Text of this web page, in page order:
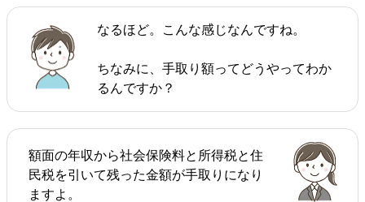
なるほど。こんな感じなんですね。
ちなみに、手取り額ってどうやってわか
るんですか？
額面の年収から社会保険料と所得税と住
民税を引いて残った金額が手取りになり
ますよ。